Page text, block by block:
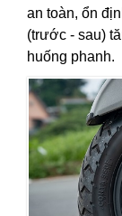
an toàn, ổn
(trước - sau)
huống phanh.